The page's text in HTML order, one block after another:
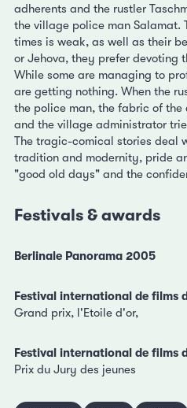
adherents and the rustler
the village police man Salamat.
times is weak, as well as their
or Jehova, they prefer devoting
While some are managing to
are getting nothing. When the
the police man, the fabric of
and the village administrator
The tragic-comical stories deal
tradition and modernity, pride
"good old days" and the
Festivals & awards
Berlinale Panorama 2005
Festival international de films
Grand prix, l'Etoile d'or,
Festival international de films
Prix du Jury des jeunes